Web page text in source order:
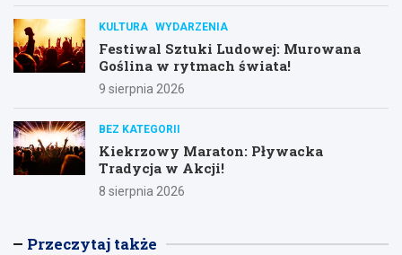
KULTURA WYDARZENIA
Festiwal Sztuki Ludowej: Murowana
Goślina w rytmach świata!
9 sierpnia 2026
BEZ KATEGORII
Kiekrzowy Maraton: Pływacka
Tradycja w Akcji!
8 sierpnia 2026
Przeczytaj także